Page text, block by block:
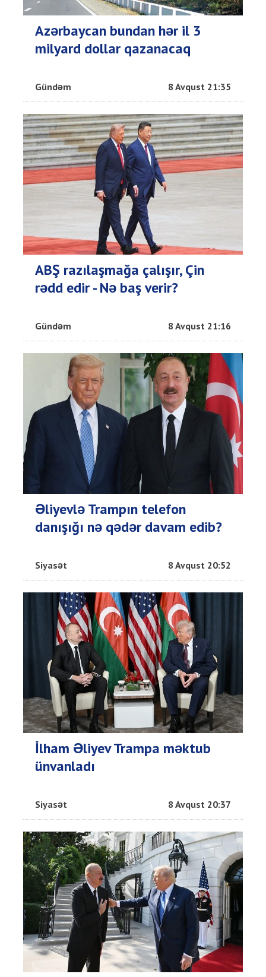
Azərbaycan bundan hər il 3
milyard dollar qazanacaq
Gündəm 8 Avqust 21:35
ABŞ razılaşmağa çalışır, Çin
rədd edir - Nə baş verir?
Gündəm 8 Avqust 21:16
Əliyevlə Trampın telefon
danışığı nə qədər davam edib?
Siyasət 8 Avqust 20:52
İlham Əliyev Trampa məktub
ünvanladı
Siyasət 8 Avqust 20:37